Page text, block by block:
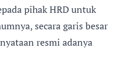
pihak HRD untuk
secara garis besar
resmi adanya